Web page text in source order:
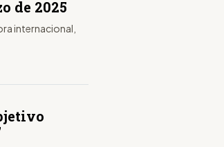
de 2025
internacional,